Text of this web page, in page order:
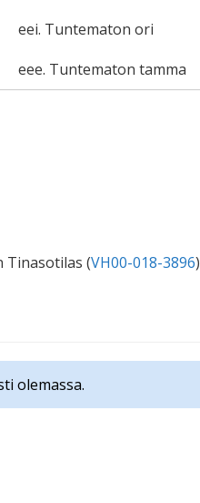
eei. Tuntematon ori
eee. Tuntematon tamma
Tinasotilas (VH00-018-3896)
olemassa.